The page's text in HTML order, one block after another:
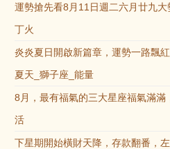
運勢搶先看8月11日週二六月廿九大
丁火
炎炎夏日開啟新篇章，運勢一路飄
夏天_獅子座_能量
8月，最有福氣的三大星座福氣滿
活
下星期開始橫財天降，存款翻番，